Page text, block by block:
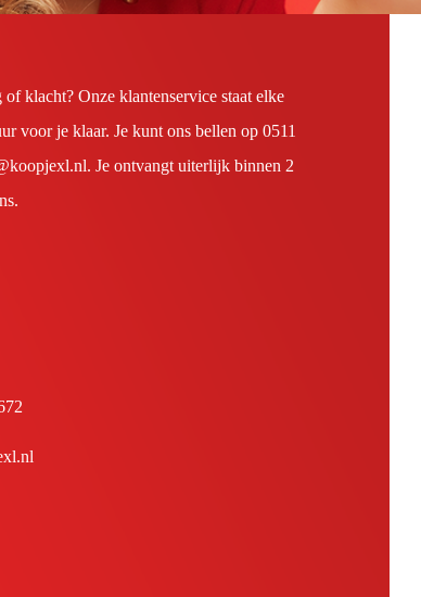
klacht? Onze klantenservice staat elke
voor je klaar. Je kunt ons bellen op 0511
Je ontvangt uiterlijk binnen 2